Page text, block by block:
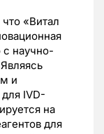
«Витал
с научно-
и
IVD-
на
для